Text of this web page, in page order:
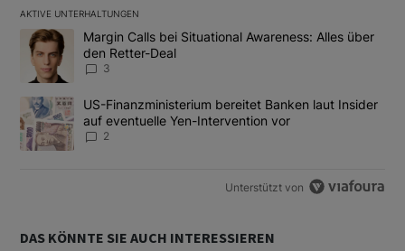
AKTIVE UNTERHALTUNGEN
Das Folgende ist eine Liste der am meisten kommentierten
Ein Trendartikel mit dem Titel "Margin Calls bei Situational
Margin Calls bei Situational Awareness: Alles über
den Retter-Deal
3
Ein Trendartikel mit dem Titel "US-Finanzministerium bereitet
US-Finanzministerium bereitet Banken laut Insider
auf eventuelle Yen-Intervention vor
2
Unterstützt von
DAS KÖNNTE SIE AUCH INTERESSIEREN